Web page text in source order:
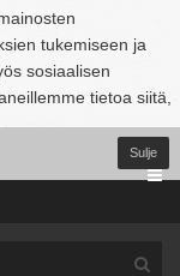
tukemiseen ja
sosiaalisen
tietoa siitä,
Sulje